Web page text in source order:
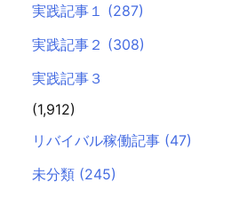
実践記事１ (287)
実践記事２ (308)
実践記事３
(1,912)
リバイバル稼働記事 (47)
未分類 (245)